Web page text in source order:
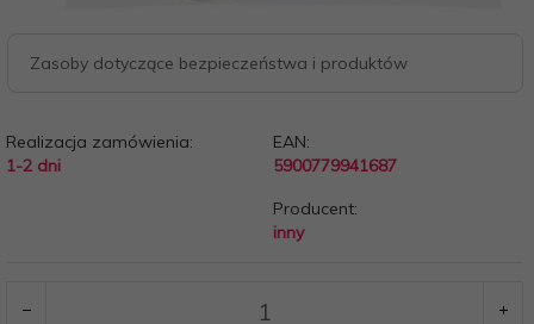
Zasoby dotyczące bezpieczeństwa i produktów
Realizacja zamówienia:
1-2 dni
EAN:
5900779941687
Producent:
inny